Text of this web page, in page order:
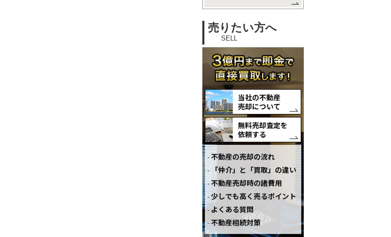
売りたい方へ
SELL
当社の不動産
売却について
無料売却査定を
依頼する
不動産の売却の流れ
「仲介」と「買取」の違い
不動産売却時の諸費用
少しでも高く売るポイント
よくある質問
不動産相続対策